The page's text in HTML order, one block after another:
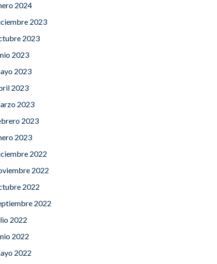
2024
2023
2023
2023
2023
2023
2023
2023
2023
2022
2022
2022
2022
2022
2022
2022